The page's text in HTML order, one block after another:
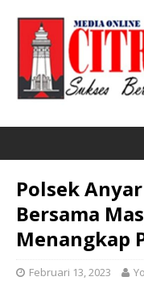
Polsek
Bersama
Menangkap
Februari 13, 2023